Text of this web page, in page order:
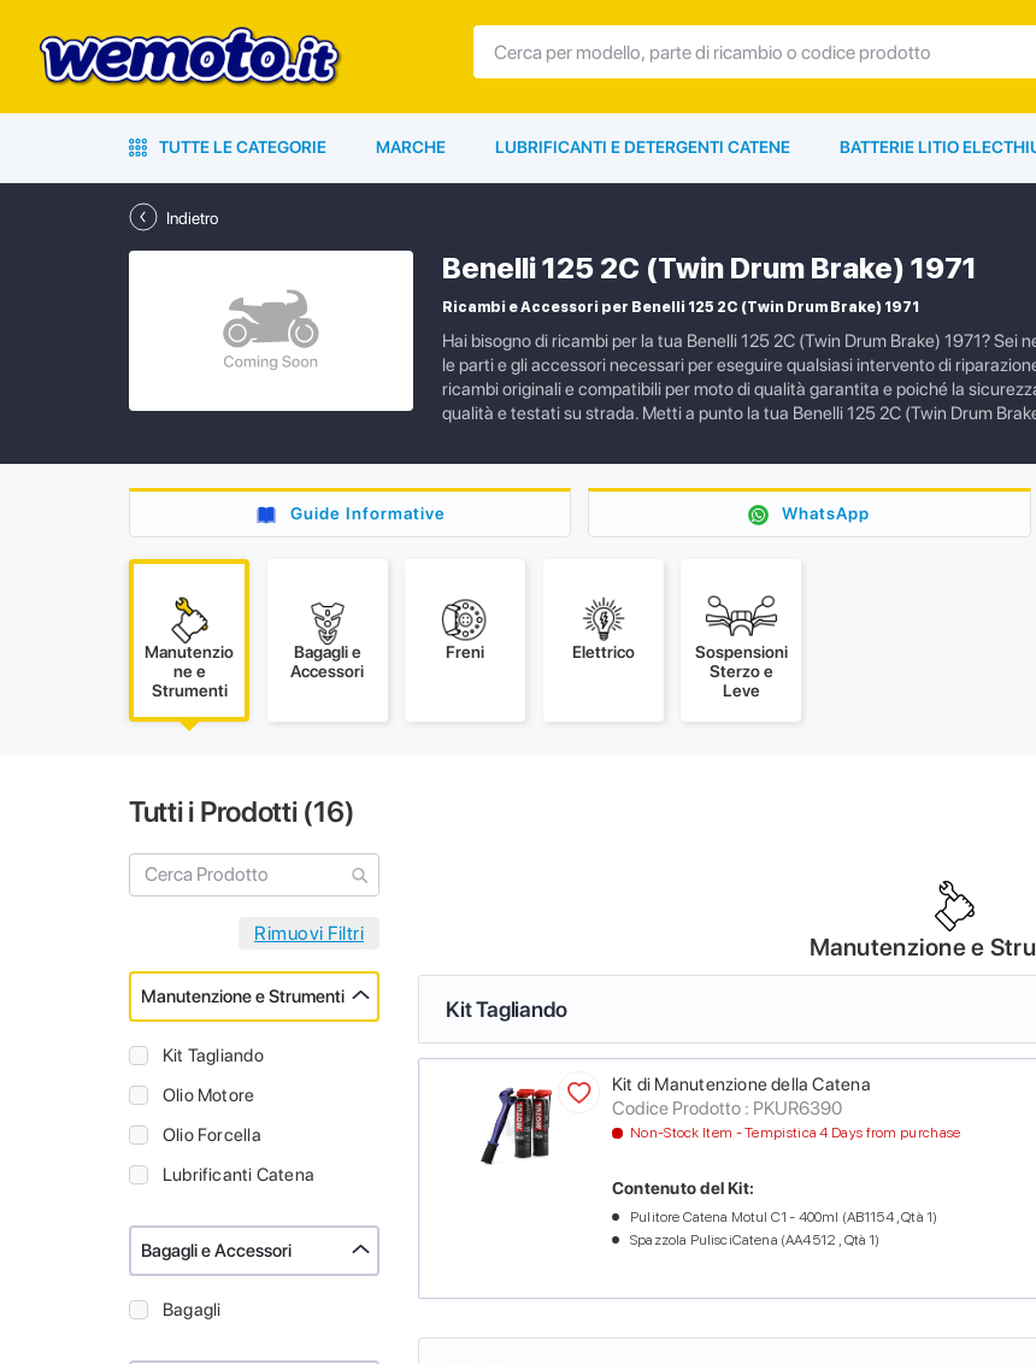
TUTTE LE CATEGORIE MARCHE LUBRIFICANTI E DETERGENTI CATENE BATTERIE LITIO
Indietro
Benelli 125 2C (Twin Drum Brake) 1971
Ricambi e Accessori per Benelli 125 2C (Twin Drum Brake) 1971
Hai bisogno di ricambi per la tua Benelli 125 2C (Twin Drum Brake) 1971?
le parti e gli accessori necessari per eseguire qualsiasi intervento di
ricambi originali e compatibili per moto di qualità garantita e poiché la
qualità e testati su strada. Metti a punto la tua Benelli 125 2C (Twin Drum
Guide Informative WhatsApp
Manutenzio
ne e
Strumenti
Bagagli e
Accessori
Freni Elettrico
Sospensioni
Sterzo e
Leve
Tutti i Prodotti (16)
Manutenzione e Strumenti
Kit Tagliando
Olio Motore
Olio Forcella
Lubrificanti Catena
Bagagli e Accessori
Bagagli
Manutenzione e
Kit Tagliando
Kit di Manutenzione della Catena
Codice Prodotto : PKUR6390
Non-Stock Item - Tempistica 4 Days from purchase
Contenuto del Kit:
Pulitore Catena Motul C1 - 400ml (AB1154 , Qtà 1)
Spazzola PulisciCatena (AA4512 , Qtà 1)